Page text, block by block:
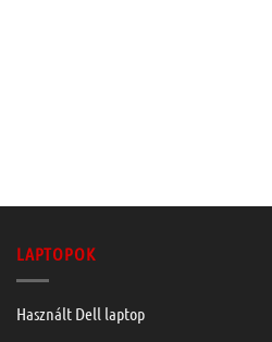
LAPTOPOK
Használt Dell laptop